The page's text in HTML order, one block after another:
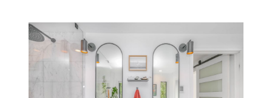
en sandblæsning først.En sandblæsning fj...